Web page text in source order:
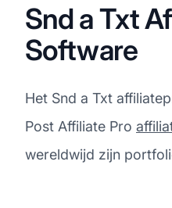
Snd a Txt
Software
Het Snd a Txt
Post Affiliate Pro
wereldwijd zijn